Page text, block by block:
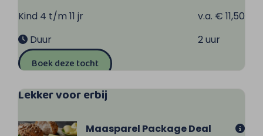
Kind 4 t/m 11 jr
v.a. € 11,50
Duur
2 uur
Boek deze tocht
Lekker voor erbij
Maasparel Package Deal